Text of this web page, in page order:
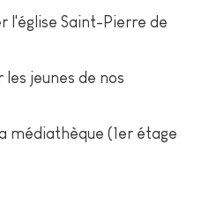
l'église Saint-Pierre de
les jeunes de nos
médiathèque (1er étage